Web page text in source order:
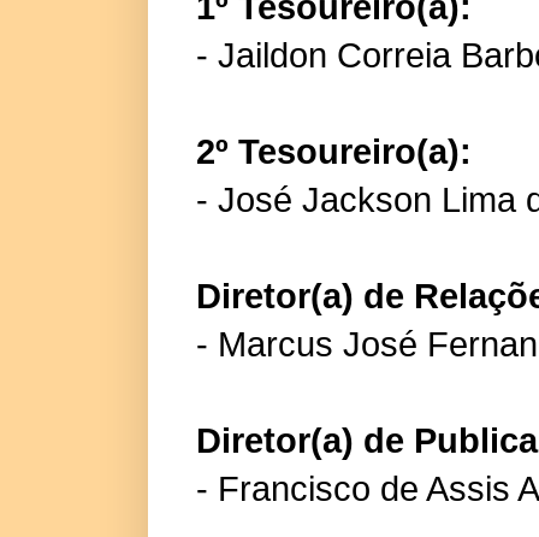
- Jaildon Correia
2º Tesoureiro(a):
- José Jackson Lima
Diretor(a) de
- Marcus José
Diretor(a) de
- Francisco de Assis